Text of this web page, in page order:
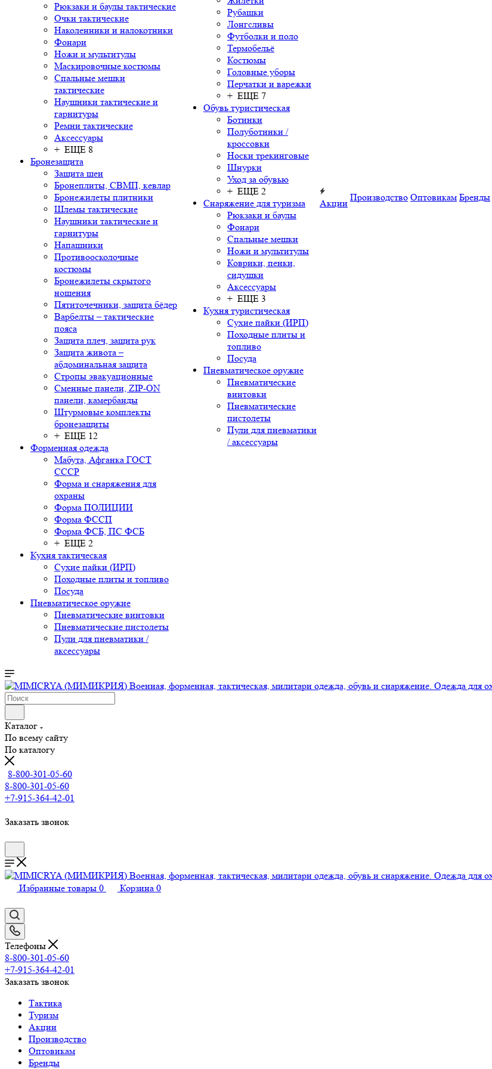
Рюкзаки и баулы тактические
Очки тактические
Наколенники и налокотники
Фонари
Ножи и мультитулы
Маскировочные костюмы
Спальные мешки
тактические
Наушники тактические и
гарнитуры
Ремни тактические
Аксессуары
+ ЕЩЕ 8
Бронезащита
Защита шеи
Бронеплиты, СВМП, кевлар
Бронежилеты плитники
Шлемы тактические
Наушники тактические и
гарнитуры
Напашники
Противоосколочные
костюмы
Бронежилеты скрытого
ношения
Пятиточечники, защита бёдер
Варбелты – тактические
пояса
Защита плеч, защита рук
Защита живота –
абдоминальная защита
Стропы эвакуационные
Сменные панели, ZIP-ON
панели, камербанды
Штурмовые комплекты
бронезащиты
+ ЕЩЕ 12
Форменная одежда
Мабута, Афганка ГОСТ
СССР
Форма и снаряжения для
охраны
Форма ПОЛИЦИИ
Форма ФССП
Форма ФСБ, ПС ФСБ
+ ЕЩЕ 2
Кухня тактическая
Сухие пайки (ИРП)
Походные плиты и топливо
Посуда
Пневматическое оружие
Пневматические винтовки
Пневматические пистолеты
Пули для пневматики /
аксессуары
Рубашки
Лонгсливы
Футболки и поло
Термобельё
Костюмы
Головные уборы
Перчатки и варежки
+ ЕЩЕ 7
Обувь туристическая
Ботинки
Полуботинки /
кроссовки
Носки трекинговые
Шнурки
Уход за обувью
+ ЕЩЕ 2
Снаряжение для туризма
Рюкзаки и баулы
Фонари
Спальные мешки
Ножи и мультитулы
Коврики, пенки,
сидушки
Аксессуары
+ ЕЩЕ 3
Кухня туристическая
Сухие пайки (ИРП)
Походные плиты и
топливо
Посуда
Пневматическое оружие
Пневматические
винтовки
Пневматические
пистолеты
Пули для пневматики
/ аксессуары
Акции
Производство Оптовикам Бренды
Каталог
По всему сайту
По каталогу
8-800-301-05-60
8-800-301-05-60
+7-915-364-42-01
Заказать звонок
Избранные товары 0 Корзина 0
Телефоны
8-800-301-05-60
+7-915-364-42-01
Заказать звонок
Тактика
Туризм
Акции
Производство
Оптовикам
Бренды